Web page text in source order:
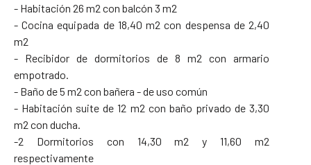
- Habitación 26 m2 con balcón 3 m2
- Cocina equipada de 18,40 m2 con despensa de 2,40
m2
- Recibidor de dormitorios de 8 m2 con armario
empotrado.
- Baño de 5 m2 con bañera - de uso común
- Habitación suite de 12 m2 con baño privado de 3,30
m2 con ducha.
-2 Dormitorios con 14,30 m2 y 11,60 m2
respectivamente